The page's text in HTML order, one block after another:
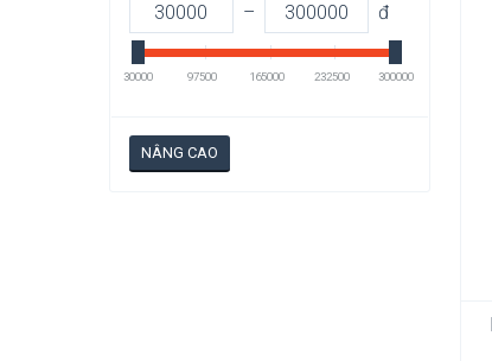
– đ
30000 97500 165000 232500 300000
NÂNG CAO